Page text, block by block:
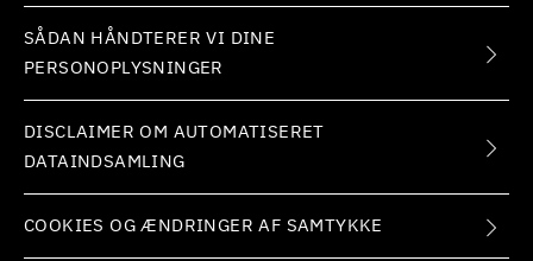
SÅDAN HÅNDTERER VI DINE
PERSONOPLYSNINGER
DISCLAIMER OM AUTOMATISERET
DATAINDSAMLING
COOKIES OG ÆNDRINGER AF SAMTYKKE